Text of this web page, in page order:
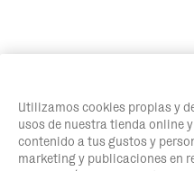
Utilizamos cookies propias y
usos de nuestra tienda online
contenido a tus gustos y
marketing y publicaciones en